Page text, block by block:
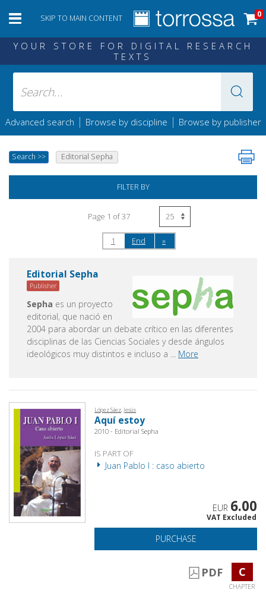
SKIP TO MAIN CONTENT 0
YOUR STORE FOR DIGITAL RESEARCH
TEXTS
Advanced search | Browse by discipline | Browse by publisher
Search >> Editorial Sepha
FILTER BY
Page 1 of 37
1 End »
Editorial Sepha
Publisher
Sepha es un proyecto
editorial, que nació en
2004 para abordar un debate crítico en las diferentes
disciplinas de las Ciencias Sociales y desde ángulos
ideológicos muy distintos e incluso a
More
López Sáez, Jesús
Aquí estoy
2010 - Editorial Sepha
IS PART OF
Juan Pablo I : caso abierto
EUR 6.00
VAT Excluded
PURCHASE
PDF C
CHAPTER